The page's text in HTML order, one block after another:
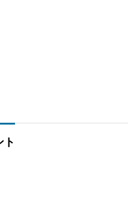
ト